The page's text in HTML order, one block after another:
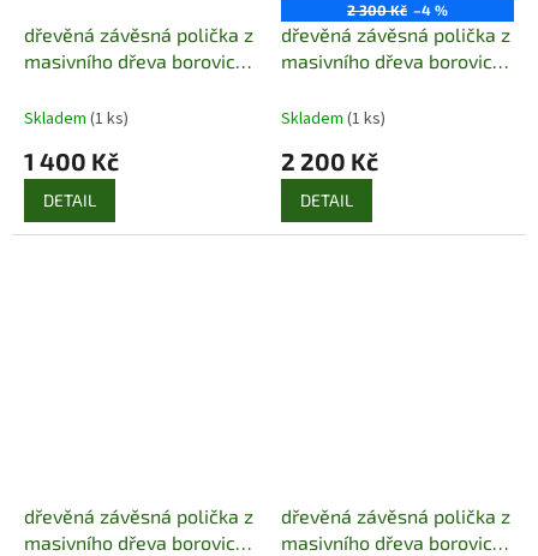
dřevěná závěsná polička z
masivního dřeva borovice
Skladem (1 ks)
1 400 Kč
DETAIL
2 300 Kč –4 %
dřevěná závěsná polička z
masivního dřeva borovice
Skladem (1 ks)
2 200 Kč
DETAIL
dřevěná závěsná polička z
masivního dřeva borovice
dřevěná závěsná polička z
masivního dřeva borovice